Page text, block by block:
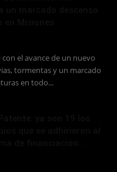
el avance de un nuevo
tormentas y un marcado
en todo...